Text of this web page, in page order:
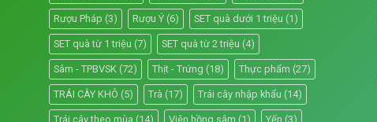
Rượu Pháp (3) Rượu Ý (6) SET quà dưới 1 triệu (1)
SET quà từ 1 triệu (7) SET quà từ 2 triệu (4)
Sâm - TPBVSK (72) Thịt - Trứng (18) Thực phẩm (27)
TRÁI CÂY KHÔ (5) Trà (17) Trái cây nhập khẩu (14)
Trái cây theo mùa (14) Viên hồng sâm (1) Yến (3)